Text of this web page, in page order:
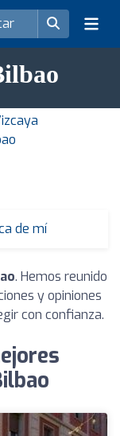
de mí
. Hemos reunido
y opiniones
con confianza.